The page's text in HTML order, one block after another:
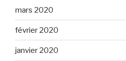
mars 2020
février 2020
janvier 2020